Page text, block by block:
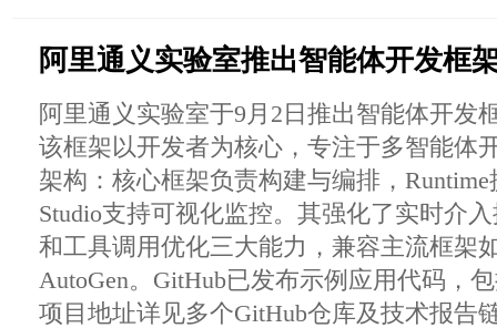
阿里通义实验室推出智能体开发框
阿里通义实验室于9月2日推出智能体开发
该框架以开发者为核心，专注于多智能体
架构：核心框架负责构建与编排，
Studio支持可视化监控。其强化了实时介
和工具调用优化三大能力，兼容主流框架
AutoGen。GitHub已发布示例应用代码，
项目地址详见多个GitHub仓库及技术报告